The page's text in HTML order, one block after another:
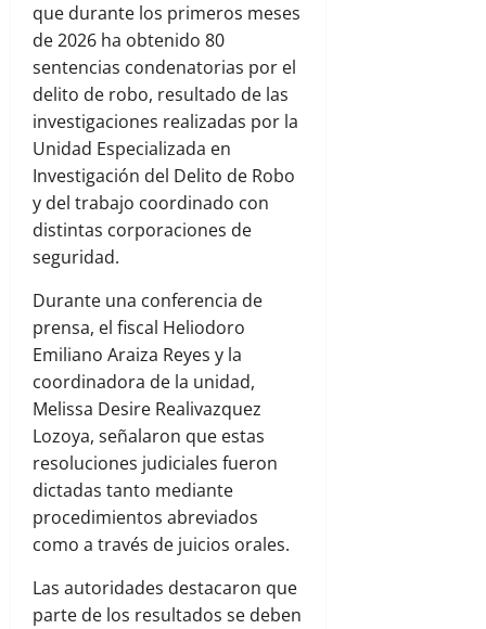
que durante los primeros meses
de 2026 ha obtenido 80
sentencias condenatorias por el
delito de robo, resultado de las
investigaciones realizadas por la
Unidad Especializada en
Investigación del Delito de Robo
y del trabajo coordinado con
distintas corporaciones de
seguridad.
Durante una conferencia de
prensa, el fiscal Heliodoro
Emiliano Araiza Reyes y la
coordinadora de la unidad,
Melissa Desire Realivazquez
Lozoya, señalaron que estas
resoluciones judiciales fueron
dictadas tanto mediante
procedimientos abreviados
como a través de juicios orales.
Las autoridades destacaron que
parte de los resultados se deben